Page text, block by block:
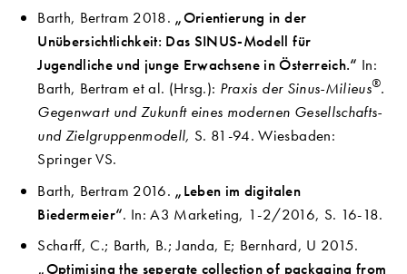
Barth, Bertram 2018. „Orientierung in der
Unübersichtlichkeit: Das SINUS-Modell für
Jugendliche und junge Erwachsene in Österreich.“ In:
Barth, Bertram et al. (Hrsg.): Praxis der Sinus-Milieus®.
Gegenwart und Zukunft eines modernen Gesellschafts-
und Zielgruppenmodell, S. 81-94. Wiesbaden:
Springer VS.
Barth, Bertram 2016. „Leben im digitalen
Biedermeier“. In: A3 Marketing, 1-2/2016, S. 16-18.
Scharff, C.; Barth, B.; Janda, E; Bernhard, U 2015.
„Optimising the seperate collection of packaging from